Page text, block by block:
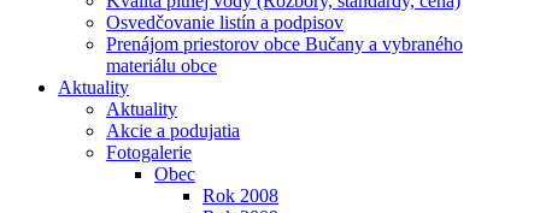
Osvedčovanie listín a podpisov
Prenájom priestorov obce Bučany a vybraného
materiálu obce
Aktuality
Aktuality
Akcie a podujatia
Fotogalerie
Obec
Rok 2008